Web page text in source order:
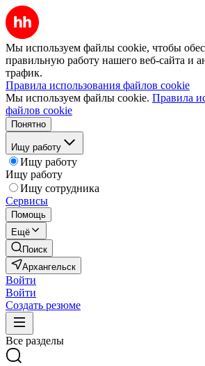
Мы используем файлы cookie, чтобы
правильную работу нашего веб-сайта и
трафик.
Правила использования файлов cookie
Мы используем файлы cookie. Правила
файлов cookie
Понятно
Ищу работу
Ищу работу
Ищу работу
Ищу сотрудника
Сервисы
Помощь
Ещё
Поиск
Архангельск
Войти
Войти
Создать резюме
Все разделы